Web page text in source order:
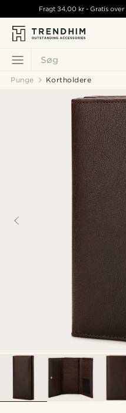
Søg
Fragt34,00 kr - Gratis over
Punge Kortholdere